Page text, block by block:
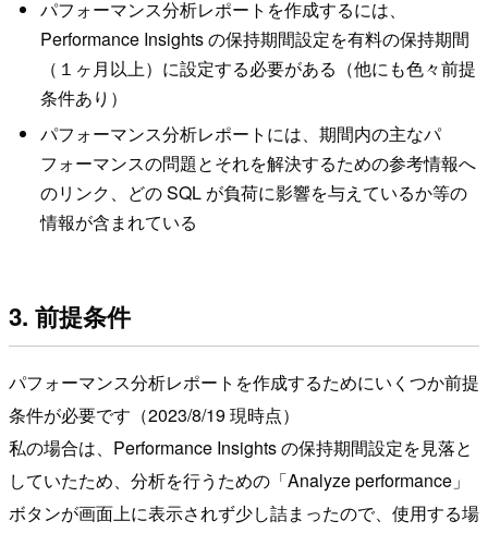
パフォーマンス分析レポートを作成するには、
Performance Insights の保持期間設定を有料の保持期間
（１ヶ月以上）に設定する必要がある（他にも色々前提
条件あり）
パフォーマンス分析レポートには、期間内の主なパ
フォーマンスの問題とそれを解決するための参考情報へ
のリンク、どの SQL が負荷に影響を与えているか等の
情報が含まれている
3. 前提条件
パフォーマンス分析レポートを作成するためにいくつか前提
条件が必要です（2023/8/19 現時点）
私の場合は、Performance Insights の保持期間設定を見落と
していたため、分析を行うための「Analyze performance」
ボタンが画面上に表示されず少し詰まったので、使用する場